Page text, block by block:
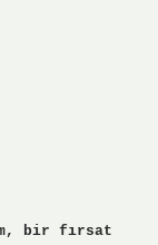
bir fırsat